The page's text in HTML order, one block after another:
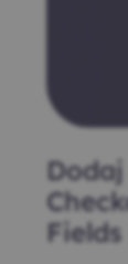
Fields